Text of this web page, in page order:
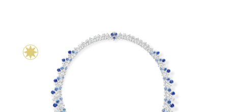
Portés par une femme, le collier et les boucles d’oreilles St.